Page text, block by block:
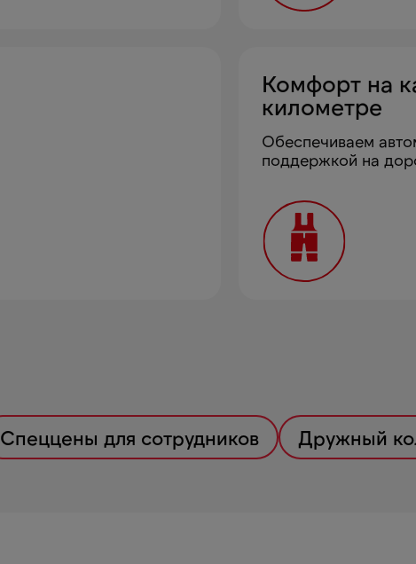
Комфорт на
километре
Обеспечиваем
поддержкой на
Спеццены для сотрудников Дружный